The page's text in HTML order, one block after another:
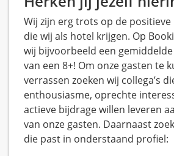
Wij zijn erg trots op de
die wij als hotel krijgen. Op
wij bijvoorbeeld een
van een 8+! Om onze gasten te
verrassen zoeken wij collega’s
enthousiasme, oprechte
actieve bijdrage willen leveren
van onze gasten. Daarnaast
die past in onderstaand profiel: